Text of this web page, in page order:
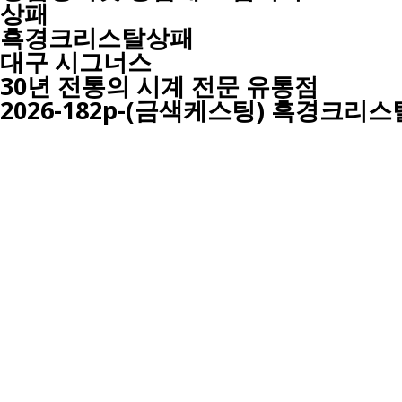
상패
흑경크리스탈상패
대구 시그너스
30년 전통의 시계 전문 유통점
2026-182p-(금색케스팅) 흑경크리스